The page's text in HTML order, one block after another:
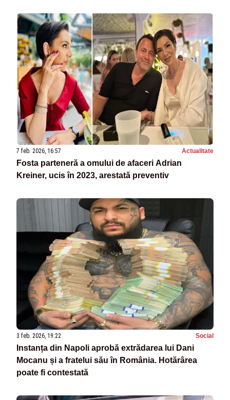
7 feb. 2026, 16:57 Actualitate
Fosta parteneră a omului de afaceri Adrian
Kreiner, ucis în 2023, arestată preventiv
3 feb. 2026, 19:22 Social
Instanța din Napoli aprobă extrădarea lui Dani
Mocanu și a fratelui său în România. Hotărârea
poate fi contestată